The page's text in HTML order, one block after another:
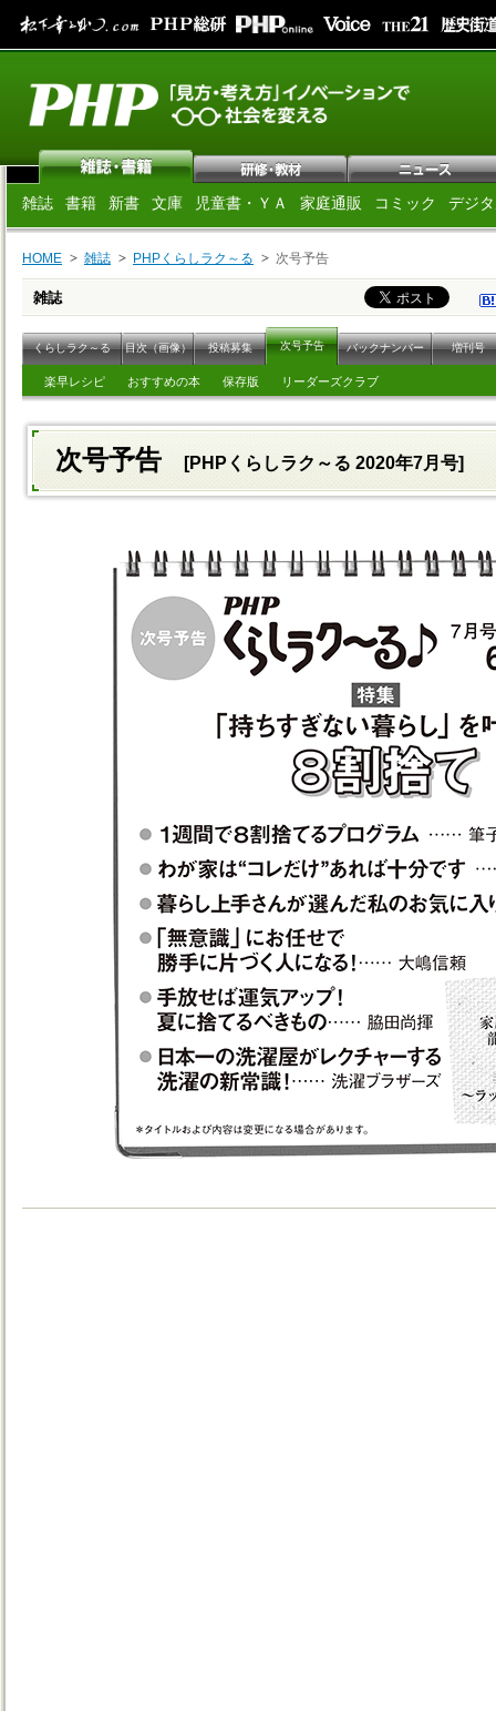
雑誌 書籍 新書 文庫 児童書・ＹＡ 家庭通販 コミック デジ
HOME 雑誌 PHPくらしラク～る 次号予告
雑誌
くらしラク～る 目次（画像） 投稿募集 次号予告 バックナンバー 増刊号
楽早レシピ おすすめの本 保存版 リーダーズクラブ
次号予告 [PHPくらしラク～る 2020年7月号]